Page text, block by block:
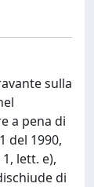
sulla
a pena di
del 1990,
lett. e),
di